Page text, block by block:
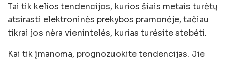
Tai tik kelios tendencijos, kurios šiais metais turėtų
atsirasti elektroninės prekybos pramonėje, tačiau
tikrai jos nėra vienintelės, kurias turėsite stebėti.
Kai tik įmanoma, prognozuokite tendencijas. Jie